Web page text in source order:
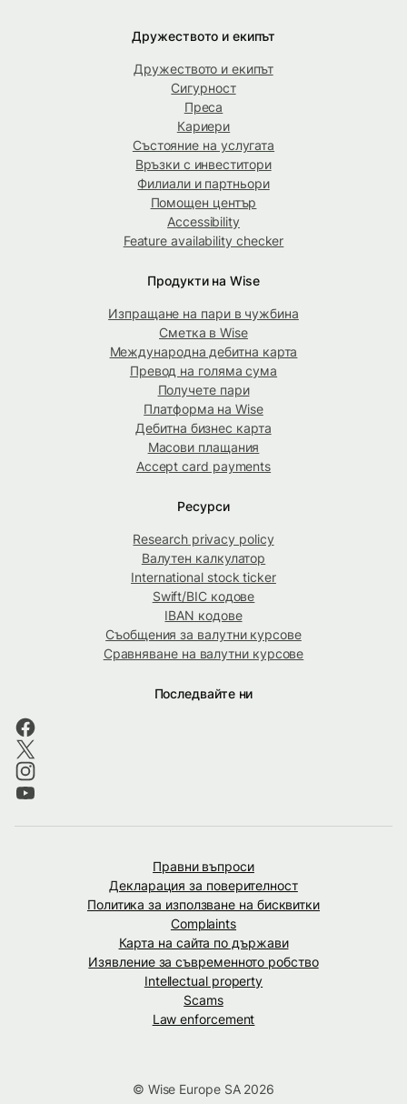
Дружеството и екипът
Дружеството и екипът
Сигурност
Преса
Кариери
Състояние на услугата
Връзки с инвеститори
Филиали и партньори
Помощен център
Accessibility
Feature availability checker
Продукти на Wise
Изпращане на пари в чужбина
Сметка в Wise
Международна дебитна карта
Превод на голяма сума
Получете пари
Платформа на Wise
Дебитна бизнес карта
Масови плащания
Accept card payments
Ресурси
Research privacy policy
Валутен калкулатор
International stock ticker
Swift/BIC кодове
IBAN кодове
Съобщения за валутни курсове
Сравняване на валутни курсове
Последвайте ни
Правни въпроси
Декларация за поверителност
Политика за използване на бисквитки
Complaints
Карта на сайта по държави
Изявление за съвременното робство
Intellectual property
Scams
Law enforcement
© Wise Europe SA 2026